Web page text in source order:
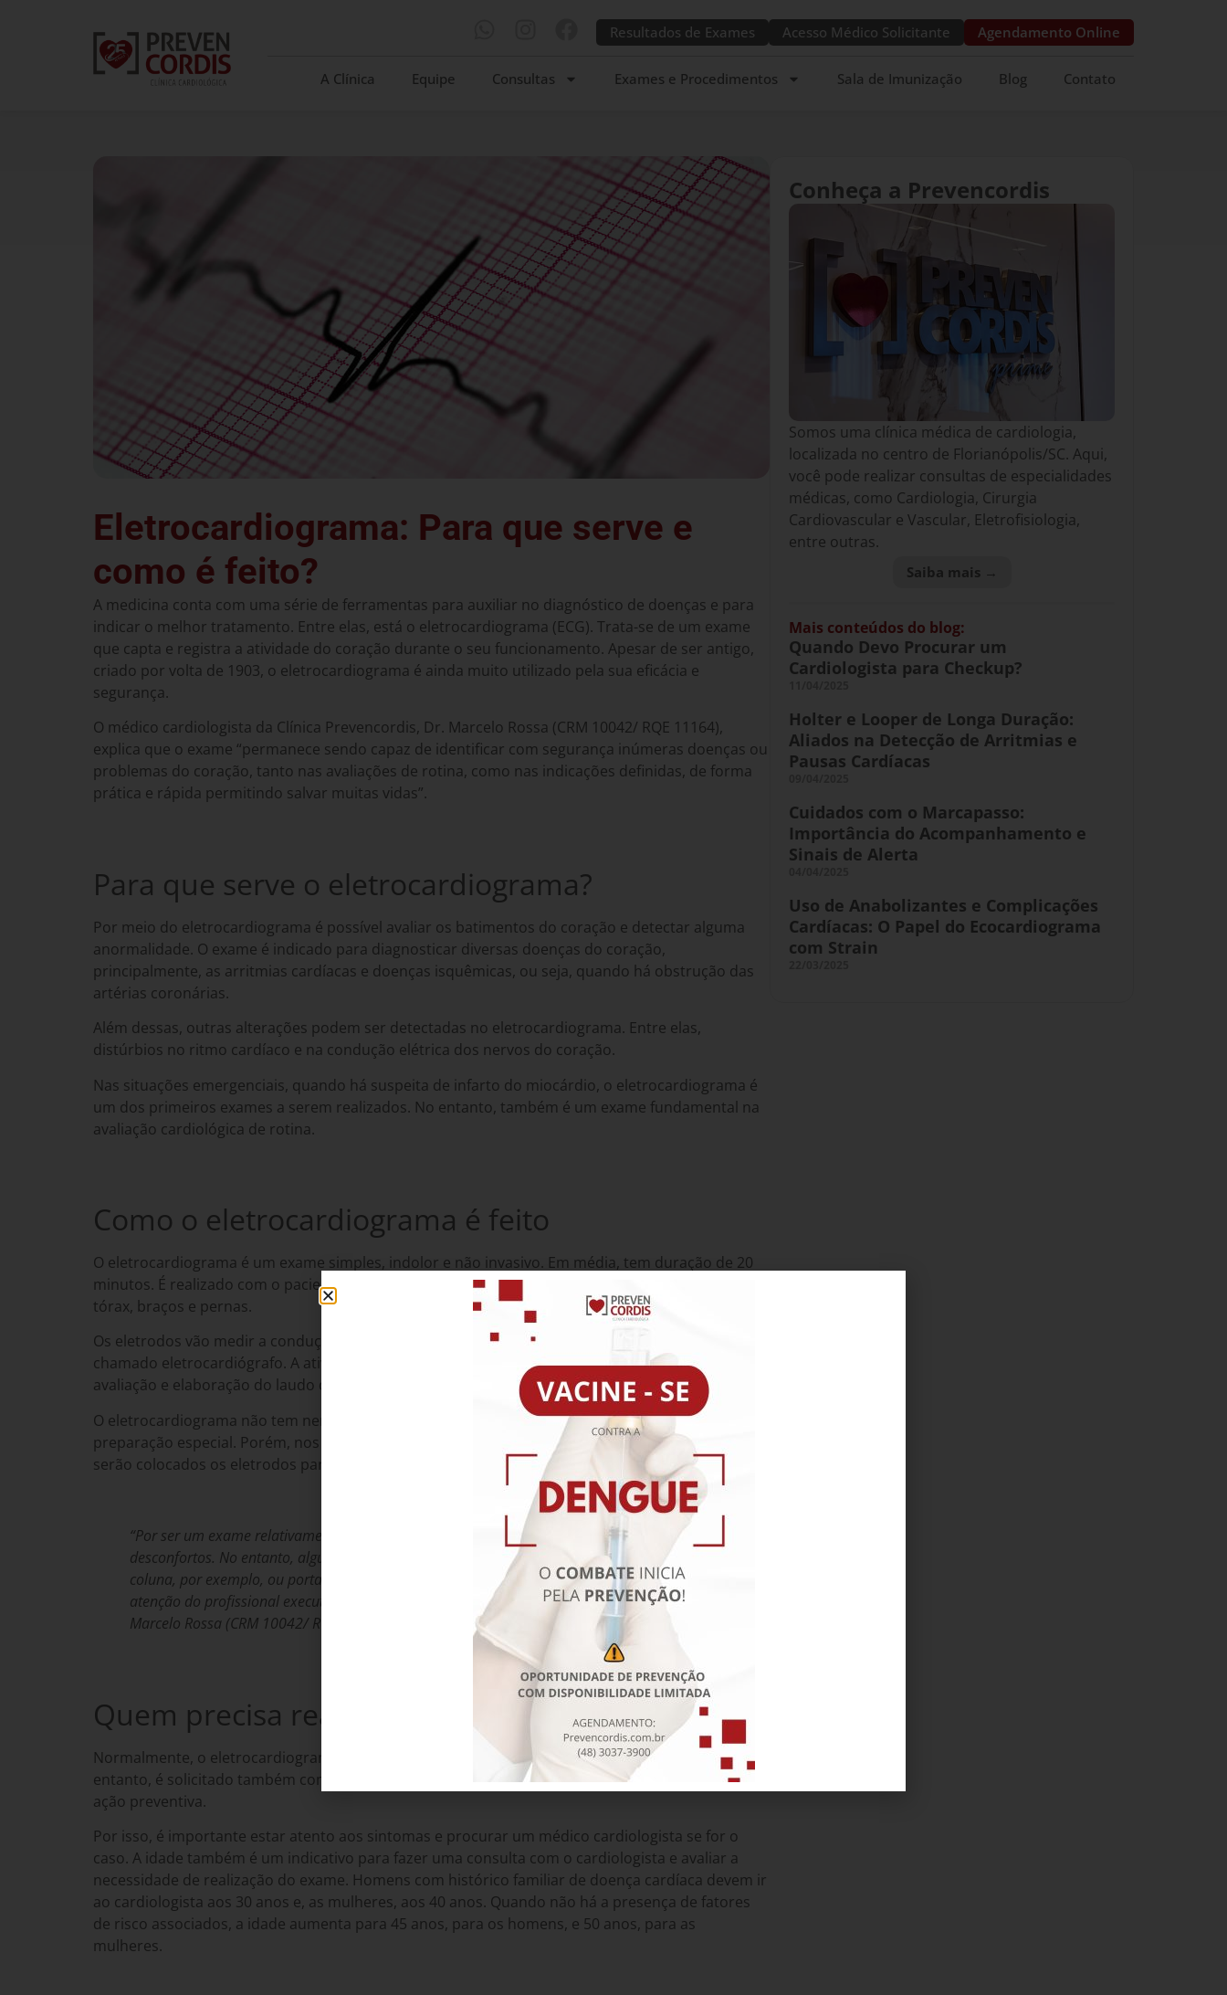
Resultados de Exames Acesso Médico Solicitante Agendamento Online
A Clínica Equipe Consultas Exames e Procedimentos Sala de Imunização Blog Contato
Eletrocardiograma: Para que serve e
como é feito?
A medicina conta com uma série de ferramentas para auxiliar no diagnóstico de doenças e para
indicar o melhor tratamento. Entre elas, está o eletrocardiograma (ECG). Trata-se de um exame
que capta e registra a atividade do coração durante o seu funcionamento. Apesar de ser antigo,
criado por volta de 1903, o eletrocardiograma é ainda muito utilizado pela sua eficácia e
segurança.
O médico cardiologista da Clínica Prevencordis, Dr. Marcelo Rossa (CRM 10042/ RQE 11164),
explica que o exame “permanece sendo capaz de identificar com segurança inúmeras doenças ou
problemas do coração, tanto nas avaliações de rotina, como nas indicações definidas, de forma
prática e rápida permitindo salvar muitas vidas”.
Para que serve o eletrocardiograma?
Por meio do eletrocardiograma é possível avaliar os batimentos do coração e detectar alguma
anormalidade. O exame é indicado para diagnosticar diversas doenças do coração,
principalmente, as arritmias cardíacas e doenças isquêmicas, ou seja, quando há obstrução das
artérias coronárias.
Além dessas, outras alterações podem ser detectadas no eletrocardiograma. Entre elas,
distúrbios no ritmo cardíaco e na condução elétrica dos nervos do coração.
Nas situações emergenciais, quando há suspeita de infarto do miocárdio, o eletrocardiograma é
um dos primeiros exames a serem realizados. No entanto, também é um exame fundamental na
avaliação cardiológica de rotina.
Como o eletrocardiograma é feito
O eletrocardiograma é um exame simples, indolor e não invasivo. Em média, tem duração de 20
minutos. É realizado com o paciente deitado em uma maca, com a colocação de eletrodos no
tórax, braços e pernas.
Os eletrodos vão medir a condução elétrica do coração, que será registrada no aparelho
chamado eletrocardiógrafo. A atividade do coração é representada graficamente e impressa para
avaliação e elaboração do laudo do médico cardiologista.
O eletrocardiograma não tem nenhuma contraindicação e também não exige nenhuma
preparação especial. Porém, nos homens, pode ser necessária a depilação das áreas em que
serão colocados os eletrodos para melhor aderência do material.
“Por ser um exame relativamente simples na sua realização, geralmente não costuma causar
desconfortos. No entanto, algumas pessoas com limitações físicas, como problemas de
coluna, por exemplo, ou portadores de necessidades especiais podem precisar de maior
atenção do profissional executor a fim de tornar o exame o mais confortável possível.” – Dr.
Marcelo Rossa (CRM 10042/ RQE 11164), cardiologista da Clínica Prevencordis.
Quem precisa realizar o exame?
Normalmente, o eletrocardiograma é realizado quando existe suspeita de doença cardíaca. No
entanto, é solicitado também como exame de rotina da avaliação cardiológica, como forma de
ação preventiva.
Por isso, é importante estar atento aos sintomas e procurar um médico cardiologista se for o
caso. A idade também é um indicativo para fazer uma consulta com o cardiologista e avaliar a
necessidade de realização do exame. Homens com histórico familiar de doença cardíaca devem ir
ao cardiologista aos 30 anos e, as mulheres, aos 40 anos. Quando não há a presença de fatores
de risco associados, a idade aumenta para 45 anos, para os homens, e 50 anos, para as
mulheres.
Conheça a Prevencordis
Somos uma clínica médica de cardiologia,
localizada no centro de Florianópolis/SC. Aqui,
você pode realizar consultas de especialidades
médicas, como Cardiologia, Cirurgia
Cardiovascular e Vascular, Eletrofisiologia,
entre outras.
Saiba mais →
Mais conteúdos do blog:
Quando Devo Procurar um
Cardiologista para Checkup?
Holter e Looper de Longa Duração:
Aliados na Detecção de Arritmias e
Pausas Cardíacas
Cuidados com o Marcapasso:
Importância do Acompanhamento e
Sinais de Alerta
Uso de Anabolizantes e Complicações
Cardíacas: O Papel do Ecocardiograma
com Strain